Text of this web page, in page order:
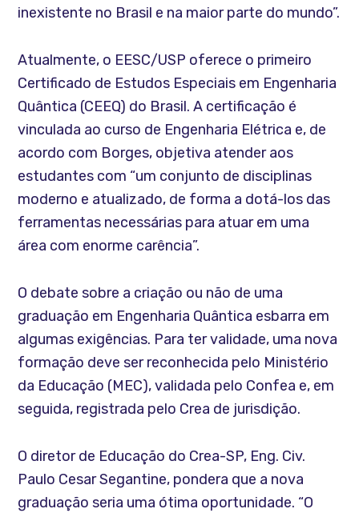
inexistente no Brasil e na maior parte do mundo”.
Atualmente, o EESC/USP oferece o primeiro
Certificado de Estudos Especiais em Engenharia
Quântica (CEEQ) do Brasil. A certificação é
vinculada ao curso de Engenharia Elétrica e, de
acordo com Borges, objetiva atender aos
estudantes com “um conjunto de disciplinas
moderno e atualizado, de forma a dotá-los das
ferramentas necessárias para atuar em uma
área com enorme carência”.
O debate sobre a criação ou não de uma
graduação em Engenharia Quântica esbarra em
algumas exigências. Para ter validade, uma nova
formação deve ser reconhecida pelo Ministério
da Educação (MEC), validada pelo Confea e, em
seguida, registrada pelo Crea de jurisdição.
O diretor de Educação do Crea-SP, Eng. Civ.
Paulo Cesar Segantine, pondera que a nova
graduação seria uma ótima oportunidade. “O